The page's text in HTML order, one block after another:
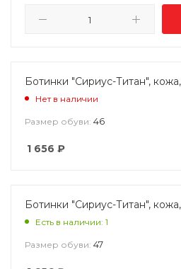
Ботинки "Сириус-Титан",
Нет в наличии
Размер обуви: 46
1 656 ₽
Ботинки "Сириус-Титан",
Есть в наличии: 1
Размер обуви: 47